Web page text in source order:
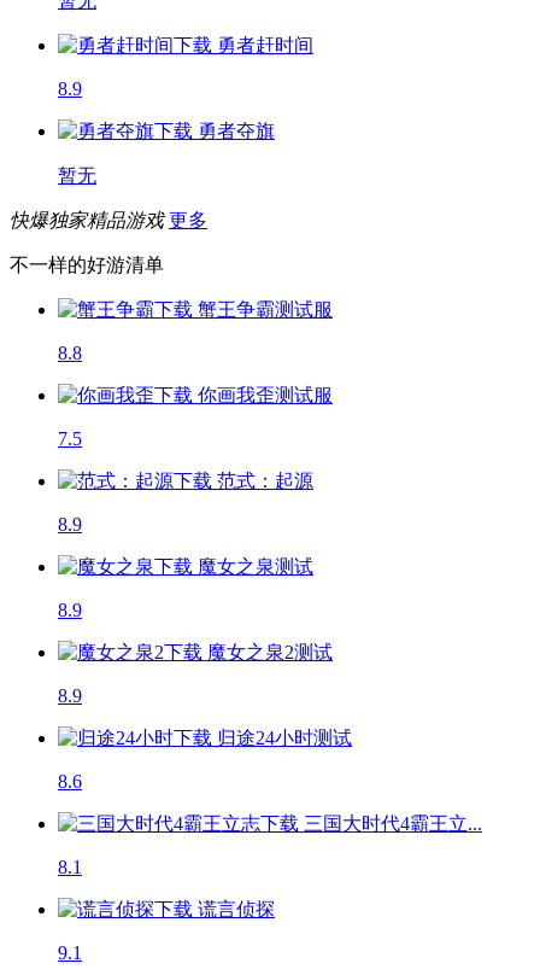
勇者赶时间
8.9
勇者夺旗
暂无
快爆独家精品游戏 更多
不一样的好游清单
蟹王争霸测试服
8.8
你画我歪测试服
7.5
范式：起源
8.9
魔女之泉测试
8.9
魔女之泉2测试
8.9
归途24小时测试
8.6
三国大时代4霸王立...
8.1
谎言侦探
9.1